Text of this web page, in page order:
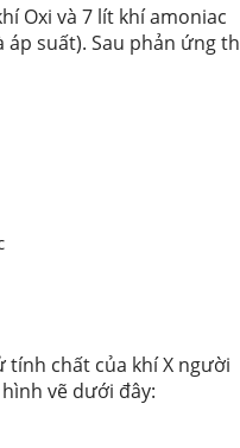
Oxi và 7 lít khí amoniac
suất). Sau phản ứng
chất của khí X người
vẽ dưới đây: